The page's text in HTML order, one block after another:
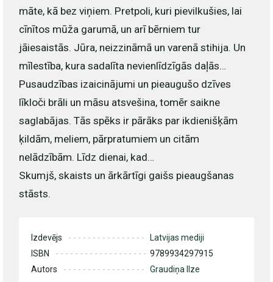
māte, kā bez viņiem. Pretpoli, kuri pievilkušies, lai
cīnītos mūža garumā, un arī bērniem tur
jāiesaistās. Jūra, neizzināmā un varenā stihija. Un
mīlestība, kura sadalīta nevienlīdzīgās daļās…
Pusaudzības izaicinājumi un pieaugušo dzīves
līkloči brāli un māsu atsvešina, tomēr saikne
saglabājas. Tās spēks ir pārāks par ikdienišķām
ķildām, meliem, pārpratumiem un citām
nelādzībām. Līdz dienai, kad…
Skumjš, skaists un ārkārtīgi gaišs pieaugšanas
stāsts.
Izdevējs
Latvijas mediji
ISBN
9789934297915
Autors
Graudiņa Ilze